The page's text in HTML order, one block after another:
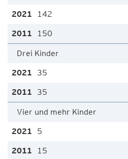
142
150
Drei Kinder
35
35
Vier und mehr Kinder
5
15